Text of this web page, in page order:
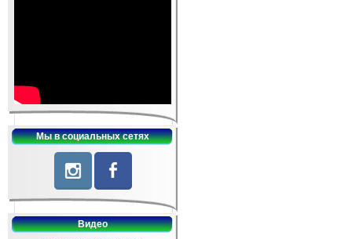
Мы в социальных сетях
Видео